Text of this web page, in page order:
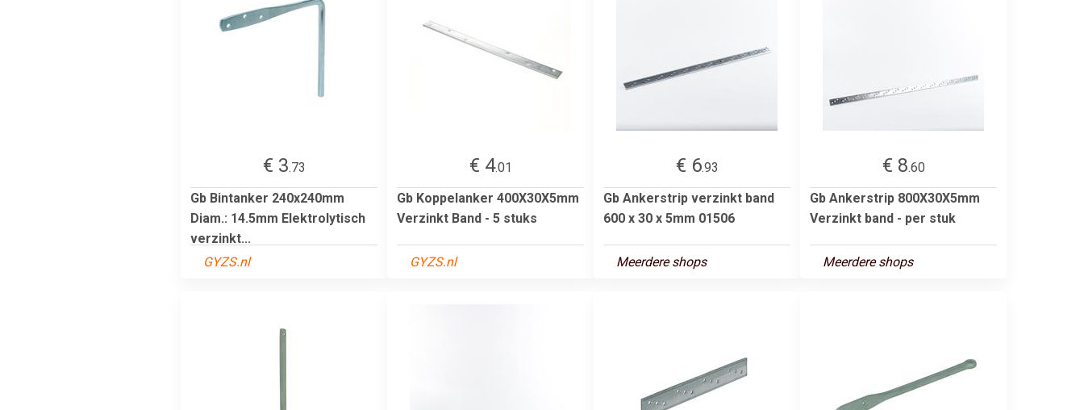
€ 3.73
Gb Bintanker 240x240mm
Diam.: 14.5mm Elektrolytisch
verzinkt...
GYZS.nl
€ 4.01
Gb Koppelanker 400X30X5mm
Verzinkt Band - 5 stuks
GYZS.nl
€ 6.93
Gb Ankerstrip verzinkt band
600 x 30 x 5mm 01506
Meerdere shops
€ 8.60
Gb Ankerstrip 800X30X5mm
Verzinkt band - per stuk
Meerdere shops